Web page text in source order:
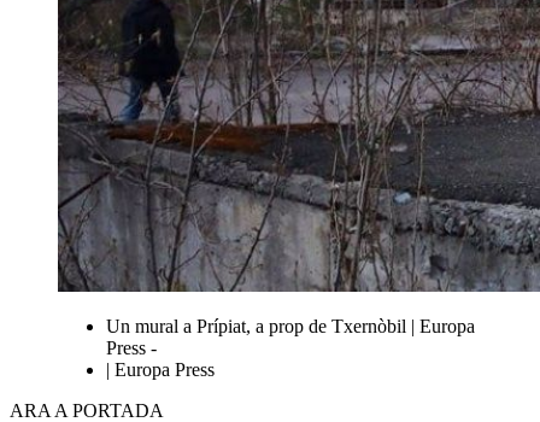
Un mural a Prípiat, a prop de Txernòbil | Europa
Press -
| Europa Press
ARA A PORTADA